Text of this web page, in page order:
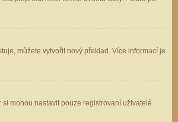
můžete vytvořit nový překlad. Více informací je
mohou nastavit pouze registrovaní uživatelé.